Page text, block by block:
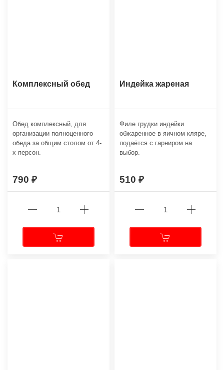
Комплексный обед
Обед комплексный, для
организации полноценного
обеда за общим столом от 4-
х персон.
790
Индейка жареная
Филе грудки индейки
обжаренное в яичном кляре,
подаётся с гарниром на
выбор.
510